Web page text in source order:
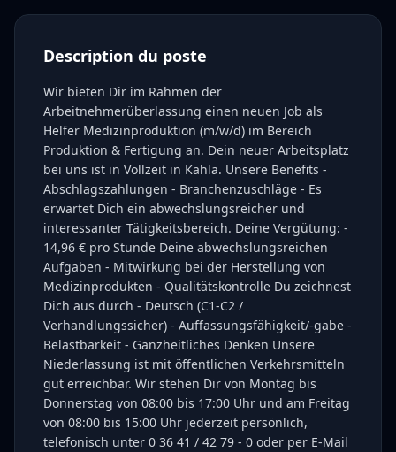
Description du poste
Wir bieten Dir im Rahmen der
Arbeitnehmerüberlassung einen neuen Job als
Helfer Medizinproduktion (m/w/d) im Bereich
Produktion & Fertigung an. Dein neuer Arbeitsplatz
bei uns ist in Vollzeit in Kahla. Unsere Benefits -
Abschlagszahlungen - Branchenzuschläge - Es
erwartet Dich ein abwechslungsreicher und
interessanter Tätigkeitsbereich. Deine Vergütung: -
14,96 € pro Stunde Deine abwechslungsreichen
Aufgaben - Mitwirkung bei der Herstellung von
Medizinprodukten - Qualitätskontrolle Du zeichnest
Dich aus durch - Deutsch (C1-C2 /
Verhandlungssicher) - Auffassungsfähigkeit/-gabe -
Belastbarkeit - Ganzheitliches Denken Unsere
Niederlassung ist mit öffentlichen Verkehrsmitteln
gut erreichbar. Wir stehen Dir von Montag bis
Donnerstag von 08:00 bis 17:00 Uhr und am Freitag
von 08:00 bis 15:00 Uhr jederzeit persönlich,
telefonisch unter 0 36 41 / 42 79 - 0 oder per E-Mail